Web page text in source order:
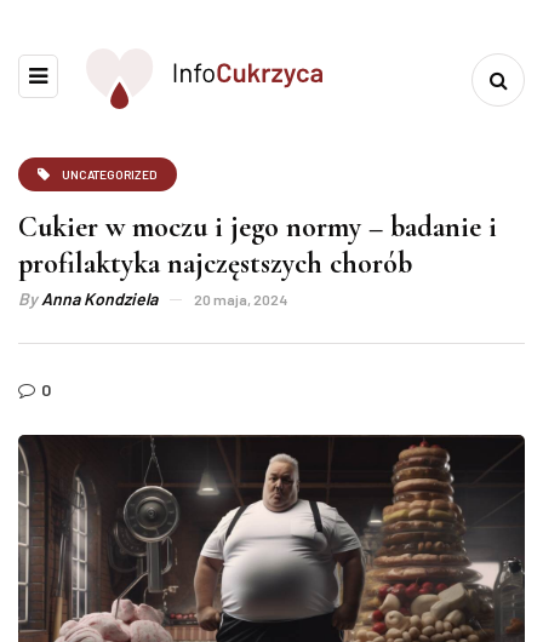
UNCATEGORIZED
Cukier w moczu i jego normy – badanie i
profilaktyka najczęstszych chorób
ByAnna Kondziela 20 maja, 2024
0